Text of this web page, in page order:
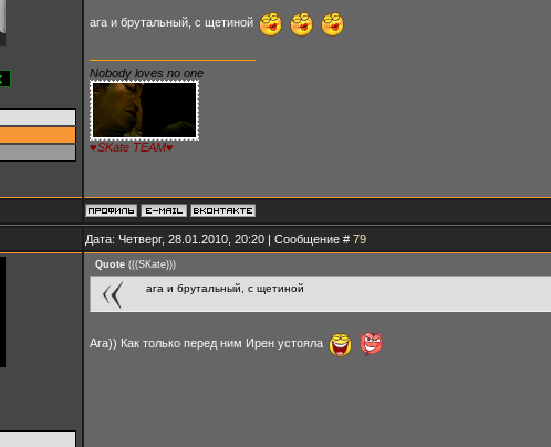
ага и брутальный, с щетиной
Nobody loves no one
♥SKate TEAM♥
Дата: Четверг, 28.01.2010, 20:20 | Сообщение # 79
Quote(((SKate)))
ага и брутальный, с щетиной
Ага)) Как только перед ним Ирен устояла